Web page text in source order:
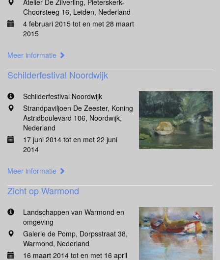
Atelier De Zilverling, Pieterskerk-
Choorsteeg 16, Leiden, Nederland
4 februari 2015 tot en met 28 maart
2015
Meer informatie
Schilderfestival Noordwijk
Schilderfestival Noordwijk
Strandpaviljoen De Zeester, Koning
Astridboulevard 106, Noordwijk,
Nederland
17 juni 2014 tot en met 22 juni
2014
Meer informatie
Zicht op Warmond
Landschappen van Warmond en
omgeving
Galerie de Pomp, Dorpsstraat 38,
Warmond, Nederland
16 maart 2014 tot en met 16 april